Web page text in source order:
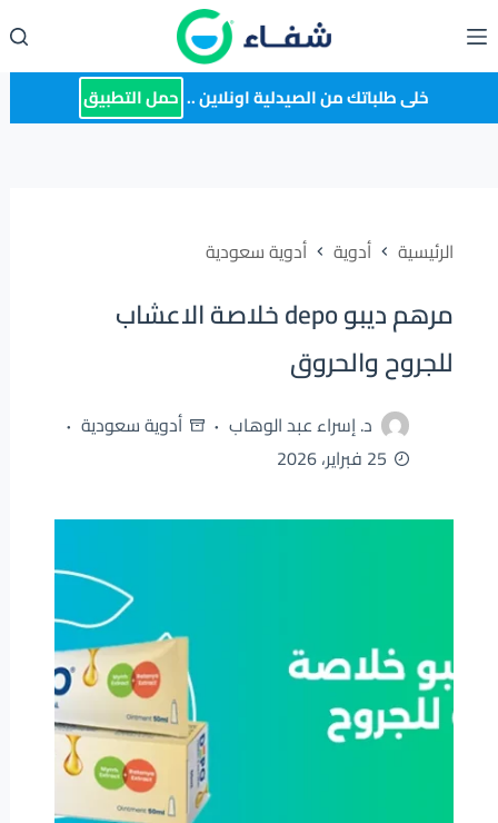
إلى
المحتوى خلى طلباتك من الصيدلية اونلاين .. حمل التطبيق
الرئيسية أدوية أدوية سعودية
مرهم ديبو depo خلاصة الاعشاب
للجروح والحروق
د. إسراء عبد الوهاب
أدوية سعودية
25 فبراير، 2026